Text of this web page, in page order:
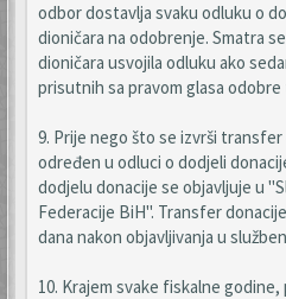
odbor dostavlja svaku odluku o
dioničara na odobrenje. Smatra
dioničara usvojila odluku ako
prisutnih sa pravom glasa
9. Prije nego što se izvrši
određen u odluci o dodjeli
dodjelu donacije se objavljuje u
Federacije BiH". Transfer
dana nakon objavljivanja u
10. Krajem svake fiskalne